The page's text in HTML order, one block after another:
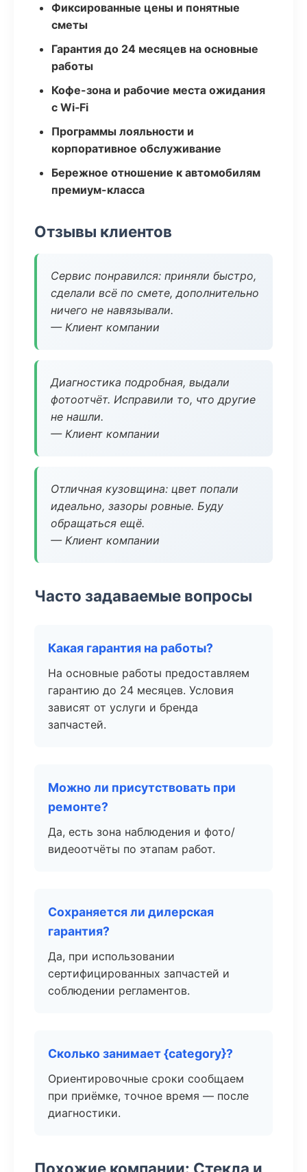
Фиксированные цены и понятные
сметы
Гарантия до 24 месяцев на основные
работы
Кофе-зона и рабочие места ожидания
с Wi‑Fi
Программы лояльности и
корпоративное обслуживание
Бережное отношение к автомобилям
премиум-класса
Отзывы клиентов
Сервис понравился: приняли быстро,
сделали всё по смете, дополнительно
ничего не навязывали.
— Клиент компании
Диагностика подробная, выдали
фотоотчёт. Исправили то, что другие
не нашли.
— Клиент компании
Отличная кузовщина: цвет попали
идеально, зазоры ровные. Буду
обращаться ещё.
— Клиент компании
Часто задаваемые вопросы
Какая гарантия на работы?
На основные работы предоставляем
гарантию до 24 месяцев. Условия
зависят от услуги и бренда
запчастей.
Можно ли присутствовать при
ремонте?
Да, есть зона наблюдения и фото/
видеоотчёты по этапам работ.
Сохраняется ли дилерская
гарантия?
Да, при использовании
сертифицированных запчастей и
соблюдении регламентов.
Сколько занимает {category}?
Ориентировочные сроки сообщаем
при приёмке, точное время — после
диагностики.
Похожие компании: Стекла и